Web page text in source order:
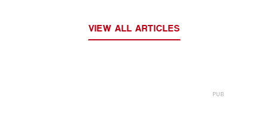
VIEW ALL ARTICLES